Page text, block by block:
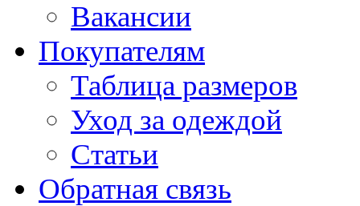
Вакансии
Покупателям
Таблица размеров
Уход за одеждой
Статьи
Обратная связь